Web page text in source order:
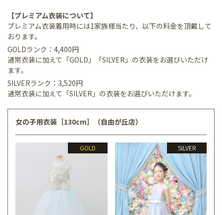
【プレミアム衣装について】
プレミアム衣装着用時には1家族様当たり、以下の料金を頂戴して
おります。
GOLDランク：4,400円
通常衣装に加えて「GOLD」「SILVER」の衣装をお選びいただけ
ます。
SILVERランク：3,520円
通常衣装に加えて「SILVER」の衣装をお選びいただけます。
女の子用衣装［130cm］（自由が丘店）
GOLD SILVER